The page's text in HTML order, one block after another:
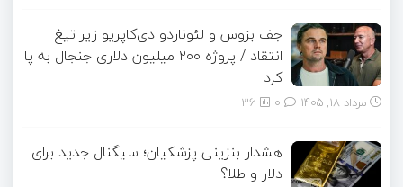
جف بزوس و لئوناردو دی‌کاپریو زیر تیغ
انتقاد / پروژه ۲۰۰ میلیون دلاری جنجال به پا
کرد
مرداد ۱۸, ۱۴۰۵ 36
هشدار بنزینی پزشکیان؛ سیگنال جدید برای
دلار و طلا؟